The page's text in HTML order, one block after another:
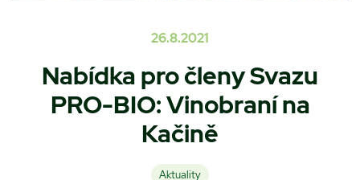
26.8.2021
Nabídka pro členy Svazu
PRO-BIO: Vinobraní na
Kačině
Aktuality